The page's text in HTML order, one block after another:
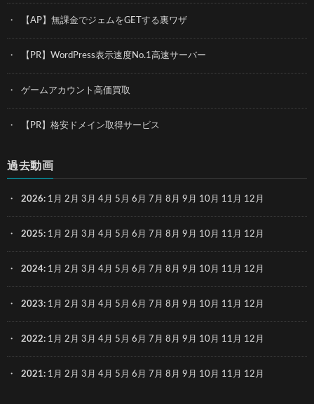
【AP】無課金でジェムをGETする裏ワザ
【PR】WordPress表示速度No.1高速サーバー
ゲームアカウント高価買取
【PR】格安ドメイン取得サービス
過去動画
2026: 1月 2月 3月 4月 5月 6月 7月 8月 9月 10月 11月 12月
2025: 1月 2月 3月 4月 5月 6月 7月 8月 9月 10月 11月 12月
2024: 1月 2月 3月 4月 5月 6月 7月 8月 9月 10月 11月 12月
2023: 1月 2月 3月 4月 5月 6月 7月 8月 9月 10月 11月 12月
2022: 1月 2月 3月 4月 5月 6月 7月 8月 9月 10月 11月 12月
2021: 1月 2月 3月 4月 5月 6月 7月 8月 9月 10月 11月 12月